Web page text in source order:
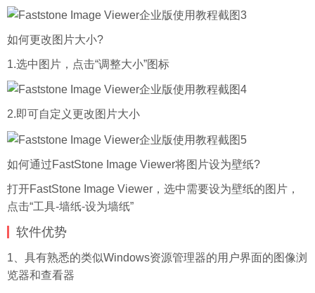
如何更改图片大小?
1.选中图片，点击“调整大小”图标
2.即可自定义更改图片大小
如何通过FastStone Image Viewer将图片设为壁纸?
打开FastStone Image Viewer，选中需要设为壁纸的图片，
点击“工具-墙纸-设为墙纸”
软件优势
1、具有熟悉的类似Windows资源管理器的用户界面的图像浏
览器和查看器